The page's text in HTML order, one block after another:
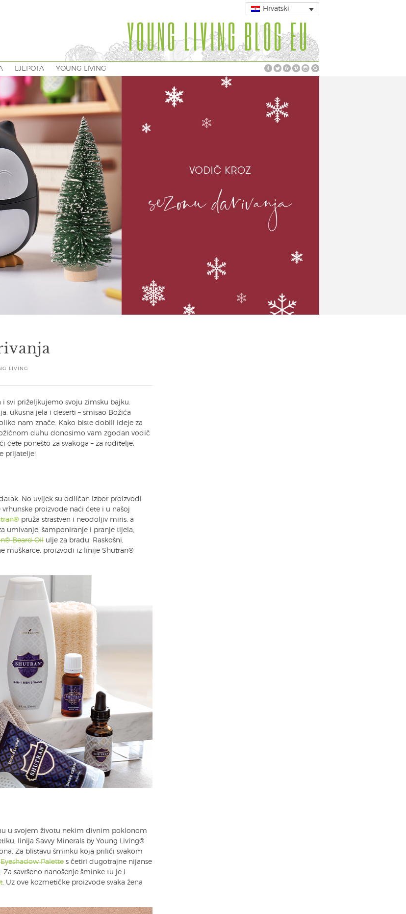
Hrvatski
YOUNG LIVING BLOG EU
LJEPOTA YOUNG LIVING
LIVING
svi priželjkujemo svoju zimsku bajku.
ukusna jela i deserti – smisao Božića
nam znače. Kako biste dobili ideje za
duhu donosimo vam zgodan vodič
ponešto za svakoga – za roditelje,
prijatelje!
No uvijek su odličan izbor proizvodi
proizvode naći ćete i u našoj
pruža strastven i neodoljiv miris, a
umivanje, šamponiranje i pranje tijela,
Beard Oil ulje za bradu. Raskošni,
muškarce, proizvodi iz linije Shutran®
u svojem životu nekim divnim poklonom
linija Savvy Minerals by Young Living®
Za blistavu šminku koja priliči svakom
Eyeshadow Palette s četiri dugotrajne nijanse
. Za savršeno nanošenje šminke tu je i
. Uz ove kozmetičke proizvode svaka žena